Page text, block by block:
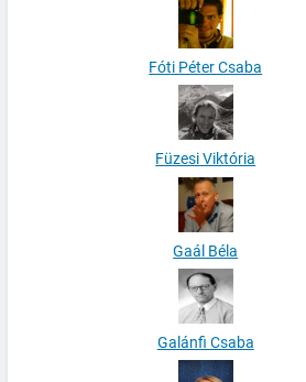
Fóti Péter Csaba
Füzesi Viktória
Gaál Béla
Galánfi Csaba